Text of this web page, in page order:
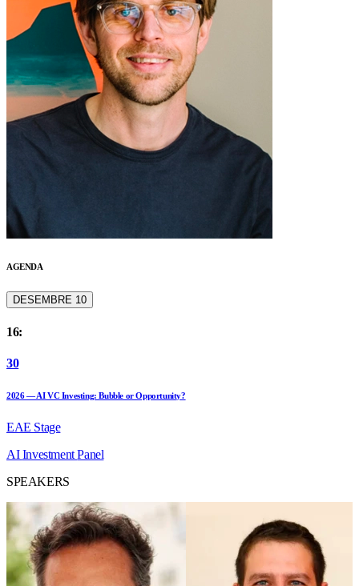
AGENDA
DESEMBRE 10
16:
30
2026 — AI VC Investing: Bubble or Opportunity?
EAE Stage
AIInvestmentPanel
SPEAKERS